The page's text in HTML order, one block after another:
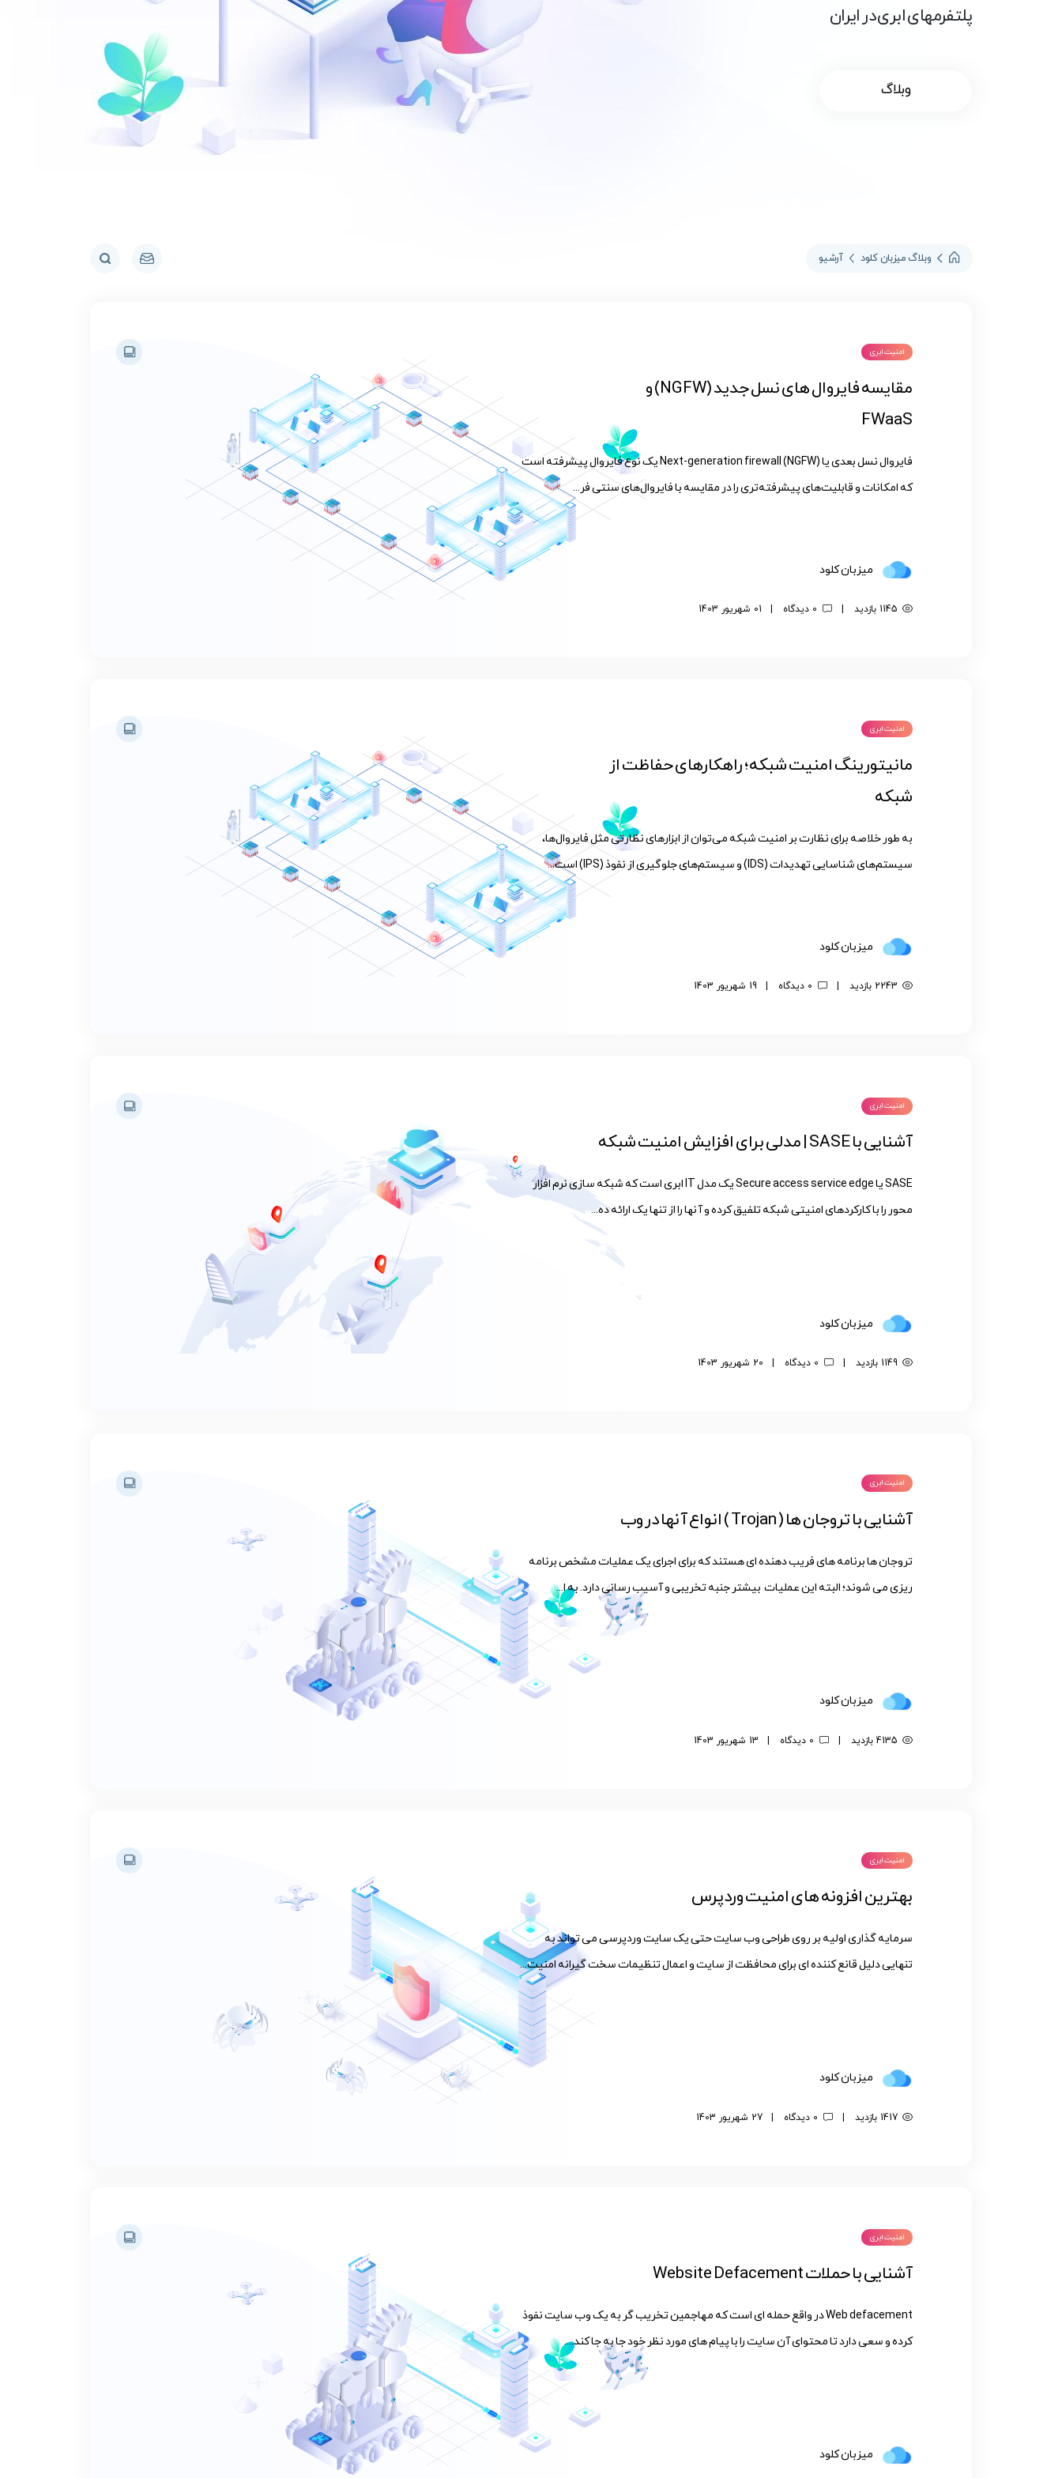
پلتفرمهای ابری در ایران
وبلاگ
وبلاگ میزبان کلود آرشیو
امنیت ابری
مقایسه فایروال های نسل جدید (NGFW) و
FWaaS
فایروال نسل بعدی یا Next-generation firewall (NGFW) یک نوع فایروال پیشرفته است
که امکانات و قابلیت‌های پیشرفته‌تری را در مقایسه با فایروال‌های سنتی فر...
میزبان کلود
1145 بازدید 0 دیدگاه 01 شهریور 1403
امنیت ابری
مانیتورینگ امنیت شبکه؛ راهکارهای حفاظت از
شبکه
به طور خلاصه برای نظارت بر امنیت شبکه می‌توان از ابزارهای نظارتی مثل فایروال‌ها،
سیستم‌های شناسایی تهدیدات (IDS) و سیستم‌های جلوگیری از نفوذ (IPS) است...
میزبان کلود
2243 بازدید 0 دیدگاه 19 شهریور 1403
امنیت ابری
آشنایی با SASE | مدلی برای افزایش امنیت شبکه
SASE یا Secure access service edge یک مدل IT ابری است که شبکه سازی نرم افزار
محور را با کارکردهای امنیتی شبکه تلفیق کرده و آنها را از تنها یک ارائه ده...
میزبان کلود
1149 بازدید 0 دیدگاه 20 شهریور 1403
امنیت ابری
آشنایی با تروجان ها ( Trojan ) انواع آنها در وب
تروجان ها برنامه های فریب دهنده ای هستند که برای اجرای یک عملیات مشخص برنامه
ریزی می شوند؛ البته این عملیات بیشتر جنبه تخریبی و آسیب رسانی دارد. به ا...
میزبان کلود
4135 بازدید | 0 دیدگاه | 13 شهریور 1403
امنیت ابری
بهترین افزونه های امنیت وردپرس
سرمایه گذاری اولیه بر روی طراحی وب سایت حتی یک سایت وردپرسی می تواند به
تنهایی دلیل قانع کننده ای برای محافظت از سایت و اعمال تنظیمات سخت گیرانه امنیت...
میزبان کلود
1417 بازدید 0 دیدگاه 27 شهریور 1403
امنیت ابری
آشنایی با حملات Website Defacement
Web defacement در واقع حمله ای است که مهاجمین تخریب گر به یک وب سایت نفوذ
کرده و سعی دارد تا محتوای آن سایت را با پیام های مورد نظر خود جا به جا کند....
میزبان کلود